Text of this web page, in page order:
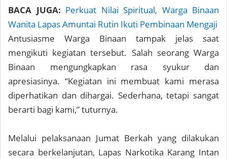
BACA JUGA: Perkuat Nilai Spiritual, Warga Binaan
Wanita Lapas Amuntai Rutin Ikuti Pembinaan Mengaji
Antusiasme Warga Binaan tampak jelas saat
mengikuti kegiatan tersebut. Salah seorang Warga
Binaan mengungkapkan rasa syukur dan
apresiasinya. “Kegiatan ini membuat kami merasa
diperhatikan dan dihargai. Sederhana, tetapi sangat
berarti bagi kami,” tuturnya.
Melalui pelaksanaan Jumat Berkah yang dilakukan
secara berkelanjutan, Lapas Narkotika Karang Intan